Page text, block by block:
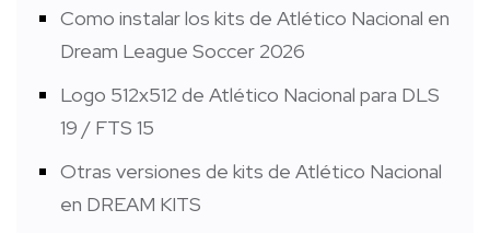
Como instalar los kits de Atlético Nacional en
Dream League Soccer 2026
Logo 512x512 de Atlético Nacional para DLS
19 / FTS 15
Otras versiones de kits de Atlético Nacional
en DREAM KITS